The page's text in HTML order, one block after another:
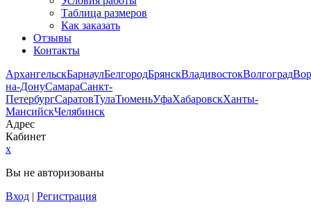
Таблица размеров
Как заказать
Отзывы
Контакты
АрхангельскБарнаулБелгородБрянскВладивостокВолгоград
на-ДонуСамараСанкт-
ПетербургСаратовТулаТюменьУфаХабаровскХанты-
МансийскЧелябинск
Адрес
Кабинет
x
Вы не авторизованы
Вход | Регистрация